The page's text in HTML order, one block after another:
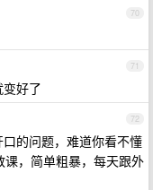
70
71
好了
72
的问题，难道你看不懂
，简单粗暴，每天跟外